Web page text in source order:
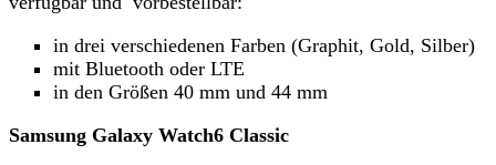
in drei verschiedenen Farben (Graphit, Gold, Silber)
mit Bluetooth oder LTE
in den Größen 40 mm und 44 mm
Samsung Galaxy Watch6 Classic